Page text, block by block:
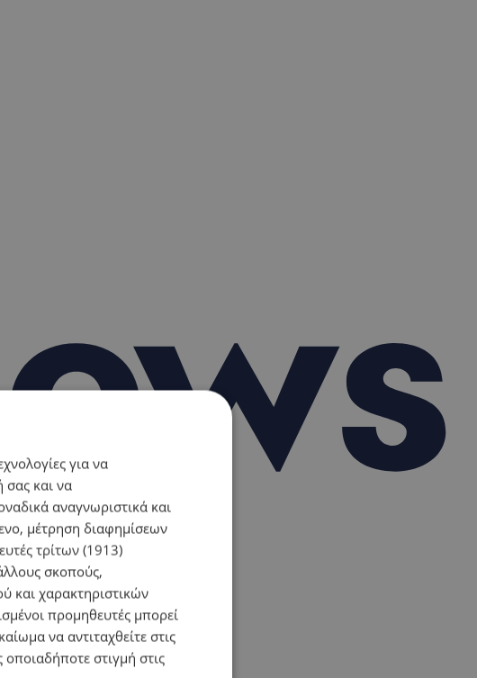
για να
και να
αναγνωριστικά και
μέτρηση διαφημίσεων
τρίτων (1913)
σκοπούς,
και χαρακτηριστικών
προμηθευτές μπορεί
να αντιταχθείτε στις
στιγμή στις